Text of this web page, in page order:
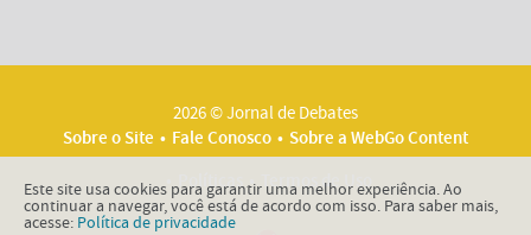
2026 © Jornal de Debates
Sobre o Site
Fale Conosco
Sobre a WebGo Content
Políticas
Termos de Uso
Este site usa cookies para garantir uma melhor experiência. Ao
continuar a navegar, você está de acordo com isso. Para saber mais,
acesse: Política de privacidade